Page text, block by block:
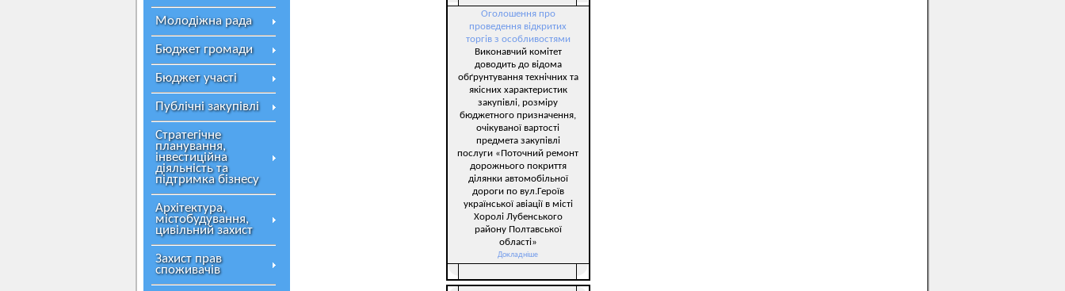
Молодіжна рада
Бюджет громади
Бюджет участі
Публічні закупівлі
Стратегічне
планування,
інвестиційна
діяльність та
підтримка бізнесу
Архітектура,
містобудування,
цивільний захист
Захист прав
споживачів
Оголошення про
проведення відкритих
торгів з особливостями
Виконавчий комітет
доводить до відома
обґрунтування технічних та
якісних характеристик
закупівлі, розміру
бюджетного призначення,
очікуваної вартості
предмета закупівлі
послуги «Поточний ремонт
дорожнього покриття
ділянки автомобільної
дороги по вул.Героїв
української авіації в місті
Хоролі Лубенського
району Полтавської
області»
Докладніше